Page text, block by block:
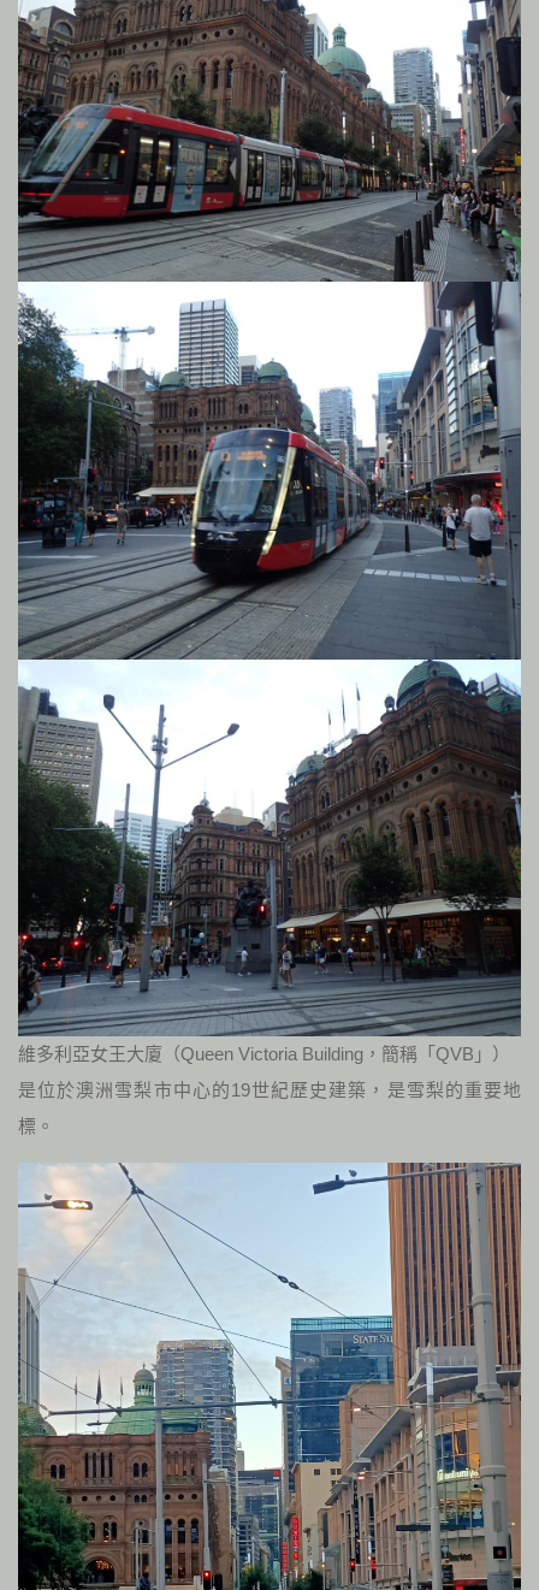
維多利亞女王大廈（Queen Victoria Building，簡稱「QVB」）
是位於澳洲雪梨市中心的19世紀歷史建築，是雪梨的重要地
標。